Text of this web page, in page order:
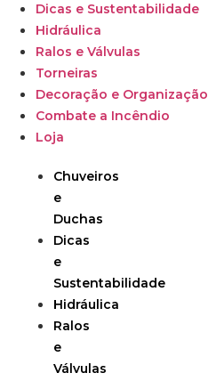
Dicas e Sustentabilidade
Hidráulica
Ralos e Válvulas
Torneiras
Decoração e Organização
Combate a Incêndio
Loja
Chuveiros
e
Duchas
Dicas
e
Sustentabilidade
Hidráulica
Ralos
e
Válvulas